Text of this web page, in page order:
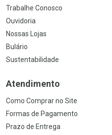
Trabalhe Conosco
Ouvidoria
Nossas Lojas
Bulário
Sustentabilidade
Atendimento
Como Comprar no Site
Formas de Pagamento
Prazo de Entrega